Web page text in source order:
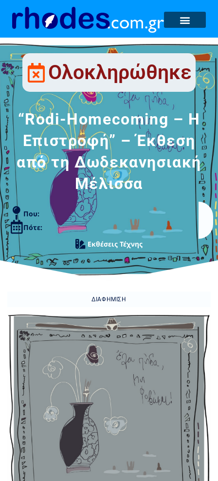
Ολοκληρώθηκε
“Rodi-Ηomecoming – Η
Επιστροφή” – Έκθεση
από τη Δωδεκανησιακή
Μέλισσα
Που:
Πότε:
Εκθέσεις Τέχνης
ΔΙΑΦΉΜΙΣΗ